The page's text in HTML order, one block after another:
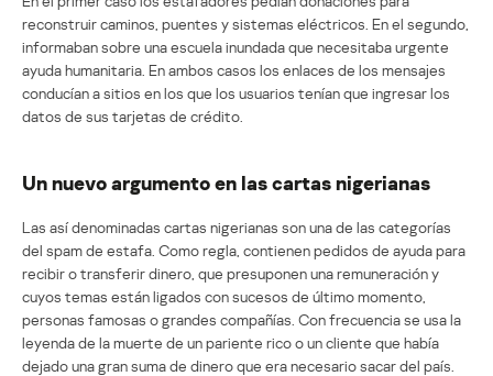
reconstruir caminos, puentes y sistemas eléctricos. En el segundo,
informaban sobre una escuela inundada que necesitaba urgente
ayuda humanitaria. En ambos casos los enlaces de los mensajes
conducían a sitios en los que los usuarios tenían que ingresar los
datos de sus tarjetas de crédito.
Un nuevo argumento en las cartas nigerianas
Las así denominadas cartas nigerianas son una de las categorías
del spam de estafa. Como regla, contienen pedidos de ayuda para
recibir o transferir dinero, que presuponen una remuneración y
cuyos temas están ligados con sucesos de último momento,
personas famosas o grandes compañías. Con frecuencia se usa la
leyenda de la muerte de un pariente rico o un cliente que había
dejado una gran suma de dinero que era necesario sacar del país.